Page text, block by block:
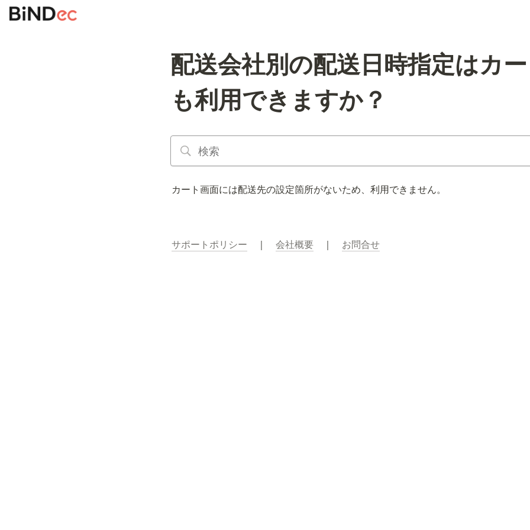
配送会社別の配送日時指定はカ
も利用できますか？
カート画面には配送先の設定箇所がないため、利用できません。
サポートポリシー ｜ 会社概要 ｜ お問合せ